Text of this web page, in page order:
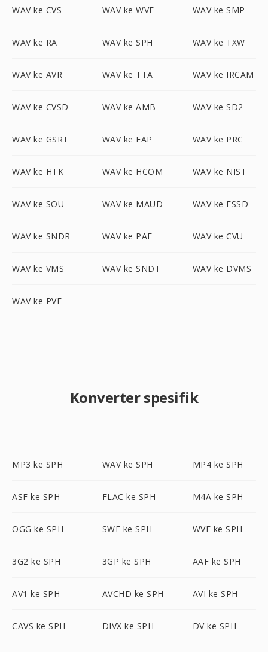
WAV ke CVS WAV ke WVE WAV ke SMP
WAV ke RA WAV ke SPH WAV ke TXW
WAV ke AVR WAV ke TTA WAV ke IRCAM
WAV ke CVSD WAV ke AMB WAV ke SD2
WAV ke GSRT WAV ke FAP WAV ke PRC
WAV ke HTK WAV ke HCOM WAV ke NIST
WAV ke SOU WAV ke MAUD WAV ke FSSD
WAV ke SNDR WAV ke PAF WAV ke CVU
WAV ke VMS WAV ke SNDT WAV ke DVMS
WAV ke PVF
Konverter spesifik
MP3 ke SPH WAV ke SPH MP4 ke SPH
ASF ke SPH FLAC ke SPH M4A ke SPH
OGG ke SPH SWF ke SPH WVE ke SPH
3G2 ke SPH 3GP ke SPH AAF ke SPH
AV1 ke SPH AVCHD ke SPH AVI ke SPH
CAVS ke SPH DIVX ke SPH DV ke SPH